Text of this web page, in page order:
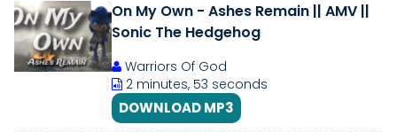
On My Own - Ashes Remain || AMV ||
Sonic The Hedgehog
Warriors Of God
2 minutes, 53 seconds
DOWNLOAD MP3